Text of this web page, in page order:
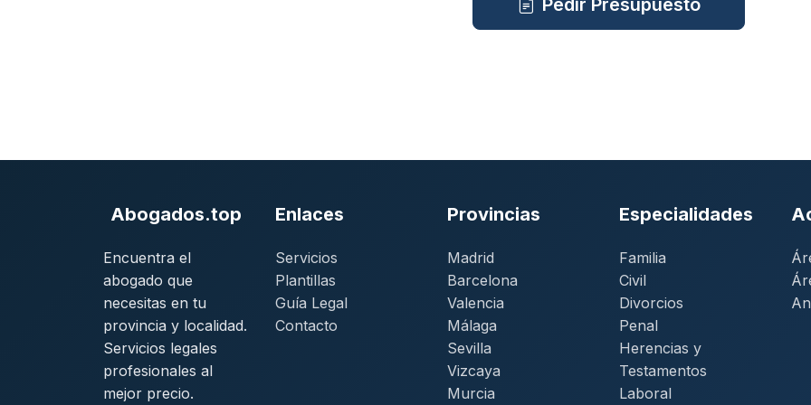
Pedir Presupuesto
Abogados.top
Encuentra el
abogado que
necesitas en tu
provincia y localidad.
Servicios legales
profesionales al
mejor precio.
Enlaces
Servicios
Plantillas
Guía Legal
Contacto
Provincias
Madrid
Barcelona
Valencia
Málaga
Sevilla
Vizcaya
Murcia
Especialidades
Familia
Civil
Divorcios
Penal
Herencias y
Testamentos
Laboral